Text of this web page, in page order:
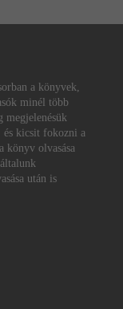
a könyvek,
minél több
megjelenésük
és kicsit fokozni a
könyv olvasása
után is